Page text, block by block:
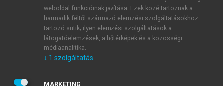
E-MAIL-CÍM
JELSZÓ
weboldal funkcióinak javítása. Ezek közé tartoznak a
harmadik féltől származó elemzési szolgáltatásokhoz
tartozó sütik; ilyen elemzési szolgáltatások a
látogatóelemzések, a hőtérképek és a közösségi
médiaanalitika.
↓ 1 szolgáltatás
MARKETING